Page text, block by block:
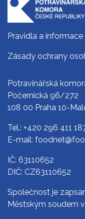
Pravidla a
Zásady ochrany
Potravinářská
Počernická 96/272
108 00 Praha 10-
Tel.: +420 296 411
E-mail:
IČ: 63110652
DIČ: CZ63110652
Společnost je
Městským soudem